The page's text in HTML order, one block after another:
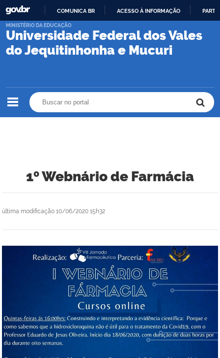
PARA
CONTEÚDO
COMUNICA BR ACESSO À INFORMAÇÃO
Universidade Federal dos Vales
do Jequitinhonha e Mucuri
MINISTÉRIO DA EDUCAÇÃO
1º Webnário de Farmácia
última modificação 10/06/2020 15h32